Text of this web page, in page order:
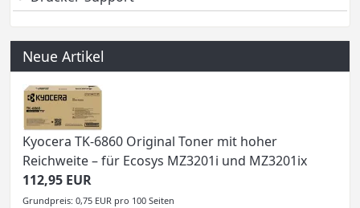
Neue Artikel
Kyocera TK-6860 Original Toner mit hoher
Reichweite – für Ecosys MZ3201i und MZ3201ix
112,95 EUR
Grundpreis: 0,75 EUR pro 100 Seiten